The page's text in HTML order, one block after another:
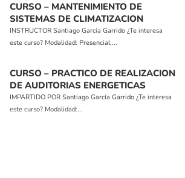
CURSO – MANTENIMIENTO DE
SISTEMAS DE CLIMATIZACION
INSTRUCTOR Santiago García Garrido ¿Te interesa
este curso? Modalidad: Presencial,...
CURSO – PRACTICO DE REALIZACION
DE AUDITORIAS ENERGETICAS
IMPARTIDO POR Santiago García Garrido ¿Te interesa
este curso? Modalidad:...